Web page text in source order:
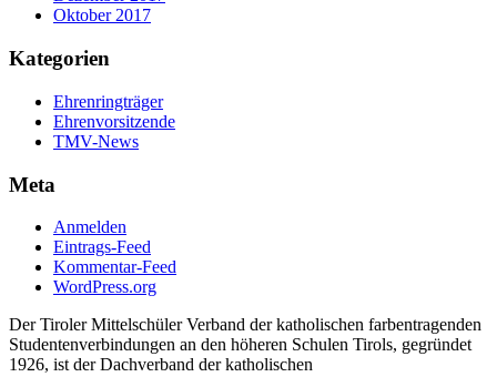
Oktober 2017
Kategorien
Ehrenringträger
Ehrenvorsitzende
TMV-News
Meta
Anmelden
Eintrags-Feed
Kommentar-Feed
WordPress.org
Der Tiroler Mittelschüler Verband der katholischen farbentragenden
Studentenverbindungen an den höheren Schulen Tirols, gegründet
1926, ist der Dachverband der katholischen